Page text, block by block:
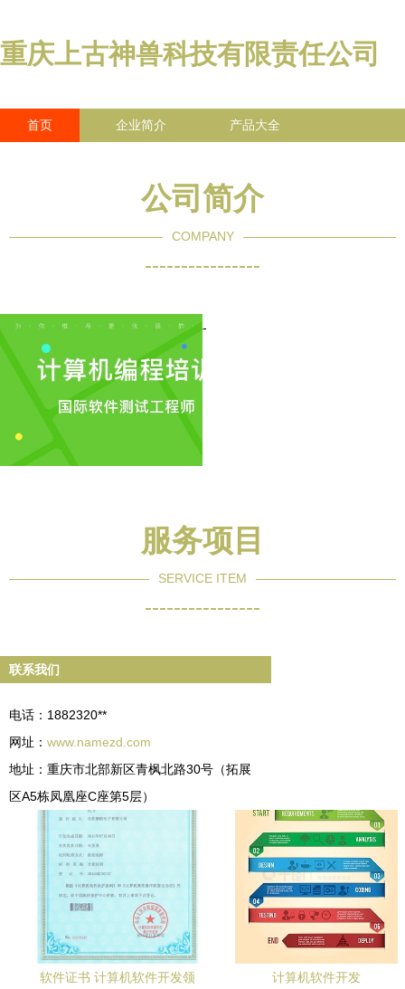
重庆上古神兽科技有限责任公司
首页 企业简介 产品大全
公司简介
COMPANY
----------------
-
服务项目
SERVICE ITEM
----------------
联系我们
电话：1882320**
网址： www.namezd.com
地址：重庆市北部新区青枫北路30号（拓展
区A5栋凤凰座C座第5层）
软件证书 计算机软件开发领
计算机软件开发